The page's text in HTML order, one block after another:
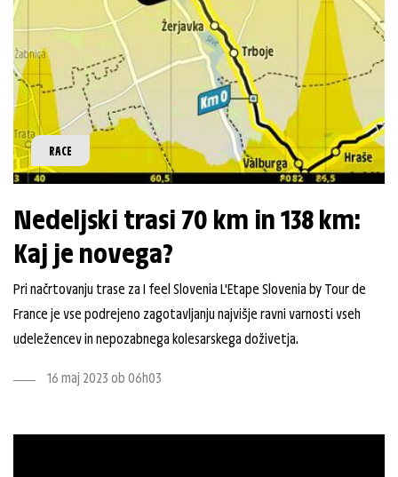
RACE
Nedeljski trasi 70 km in 138 km:
Kaj je novega?
Pri načrtovanju trase za I feel Slovenia L'Etape Slovenia by Tour de
France je vse podrejeno zagotavljanju najvišje ravni varnosti vseh
udeležencev in nepozabnega kolesarskega doživetja.
16 maj 2023 ob 06h03